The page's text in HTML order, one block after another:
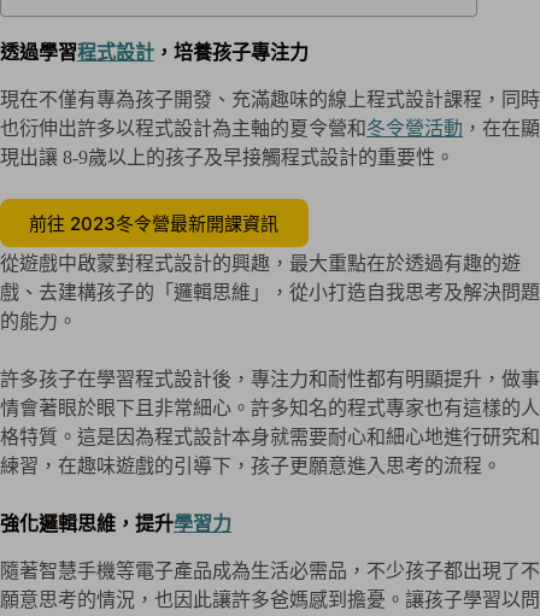
透過學習程式設計 ，培養孩子專注力
現在不僅有專為孩子開發、充滿趣味的線上程式設計課程，同時
也衍伸出許多以程式設計為主軸的夏令營和冬令營活動 ，在在顯
現出讓 8-9歲以上的孩子及早接觸程式設計的重要性。
前往 2023冬令營最新開課資訊
從遊戲中啟蒙對程式設計的興趣，最大重點在於透過有趣的遊
戲、去建構孩子的「邏輯思維」，從小打造自我思考及解決問題
的能力。
許多孩子在學習程式設計後，專注力和耐性都有明顯提升，做事
情會著眼於眼下且非常細心。許多知名的程式專家也有這樣的人
格特質。這是因為程式設計本身就需要耐心和細心地進行研究和
練習，在趣味遊戲的引導下，孩子更願意進入思考的流程。
強化邏輯思維，提升學習力
隨著智慧手機等電子產品成為生活必需品，不少孩子都出現了不
願意思考的情況，也因此讓許多爸媽感到擔憂。讓孩子學習以問